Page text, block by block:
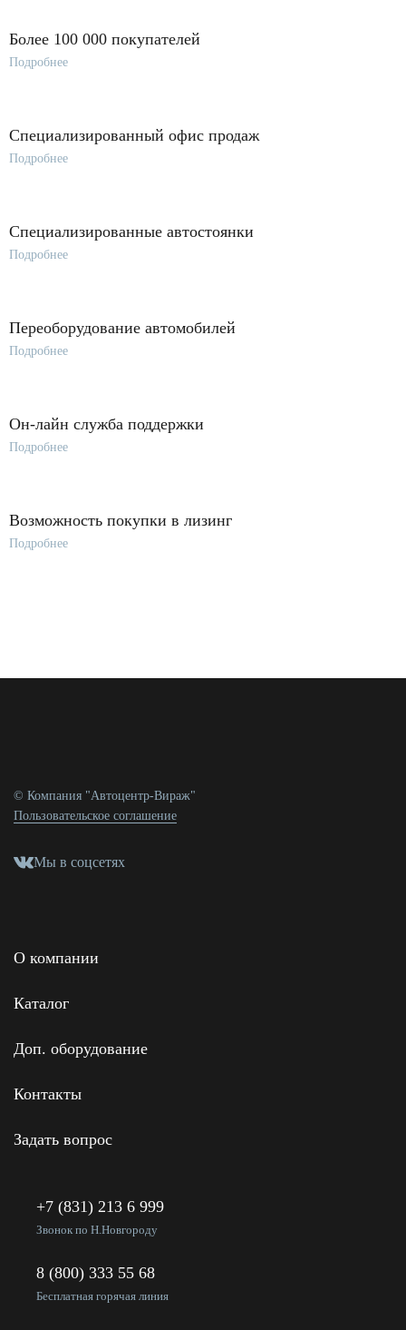
Более 100 000 покупателей
Подробнее
Специализированный офис продаж
Подробнее
Специализированные автостоянки
Подробнее
Переоборудование автомобилей
Подробнее
Он-лайн служба поддержки
Подробнее
Возможность покупки в лизинг
Подробнее
© Компания "Автоцентр-Вираж"
Пользовательское соглашение
Мы в соцсетях
О компании
Каталог
Доп. оборудование
Контакты
Задать вопрос
+7 (831) 213 6 999
Звонок по Н.Новгороду
8 (800) 333 55 68
Бесплатная горячая линия